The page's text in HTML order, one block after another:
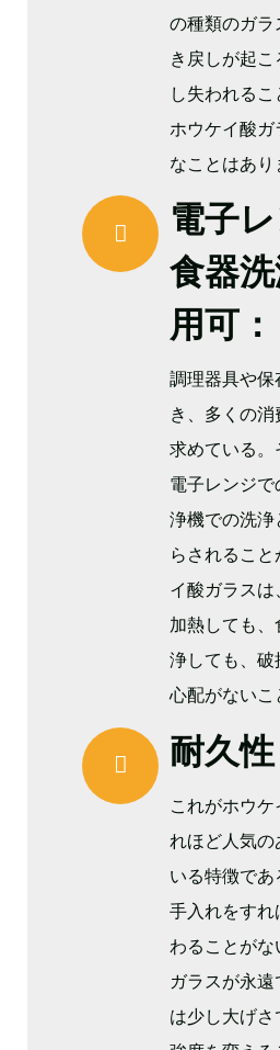
の種類のガ
き戻しが起
し失われるこ
ホウケイ酸ガ
なことはあり
電子レ
食器
用可：
調理器具や保
き、多くの
求めている。
電子レンジ
浄機での洗浄
らされるこ
イ酸ガラス
加熱しても
浄しても、
心配がないこ
耐久性
これがホウケ
れほど人気の
いる特徴で
手入れをす
わることが
ガラスが永
は少し大げ